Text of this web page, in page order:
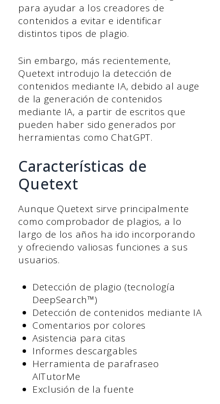
para ayudar a los creadores de
contenidos a evitar e identificar
distintos tipos de plagio.
Sin embargo, más recientemente,
Quetext introdujo la detección de
contenidos mediante IA, debido al auge
de la generación de contenidos
mediante IA, a partir de escritos que
pueden haber sido generados por
herramientas como ChatGPT.
Características de
Quetext
Aunque Quetext sirve principalmente
como comprobador de plagios, a lo
largo de los años ha ido incorporando
y ofreciendo valiosas funciones a sus
usuarios.
Detección de plagio (tecnología
DeepSearch™)
Detección de contenidos mediante IA
Comentarios por colores
Asistencia para citas
Informes descargables
Herramienta de parafraseo
AITutorMe
Exclusión de la fuente